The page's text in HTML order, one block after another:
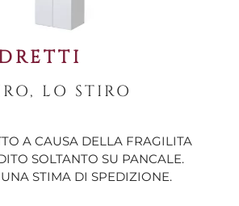
LO STIRO
A CAUSA DELLA FRAGILITA
SOLTANTO SU PANCALE.
STIMA DI SPEDIZIONE.